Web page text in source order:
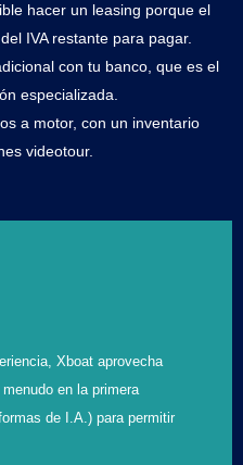
hacer un leasing porque el
IVA restante para pagar.
con tu banco, que es el
especializada.
a motor, con un inventario
videotour.
Xboat aprovecha
en la primera
de I.A.) para permitir